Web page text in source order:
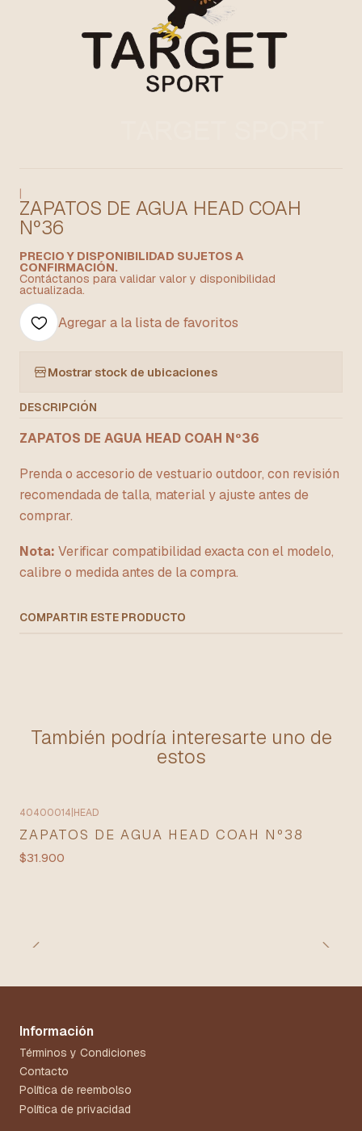
|
ZAPATOS DE AGUA HEAD COAH
Nº36
PRECIO Y DISPONIBILIDAD SUJETOS A
CONFIRMACIÓN.
Contáctanos para validar valor y disponibilidad
actualizada.
Agregar a la lista de favoritos
Mostrar stock de ubicaciones
DESCRIPCIÓN
ZAPATOS DE AGUA HEAD COAH Nº36
Prenda o accesorio de vestuario outdoor, con revisión
recomendada de talla, material y ajuste antes de
comprar.
Nota: Verificar compatibilidad exacta con el modelo,
calibre o medida antes de la compra.
COMPARTIR ESTE PRODUCTO
También podría interesarte uno de
estos
40400014 HEAD
ZAPATOS DE AGUA HEAD COAH Nº38
$31.900
Información
Términos y Condiciones
Contacto
Política de reembolso
Política de privacidad